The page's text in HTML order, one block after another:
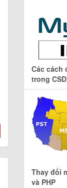
Các cách
trong
Thay đổi
và PHP